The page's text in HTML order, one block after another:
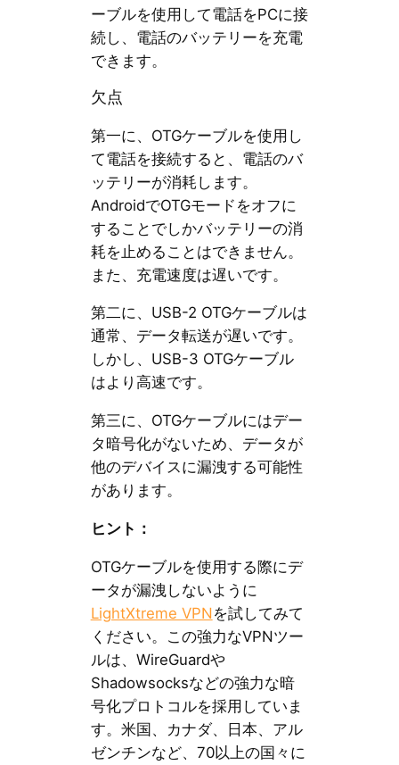
ーブルを使用して電話をPCに接
続し、電話のバッテリーを充電
できます。
欠点
第一に、OTGケーブルを使用し
て電話を接続すると、電話のバ
ッテリーが消耗します。
AndroidでOTGモードをオフに
することでしかバッテリーの消
耗を止めることはできません。
また、充電速度は遅いです。
第二に、USB-2 OTGケーブルは
通常、データ転送が遅いです。
しかし、USB-3 OTGケーブル
はより高速です。
第三に、OTGケーブルにはデー
タ暗号化がないため、データが
他のデバイスに漏洩する可能性
があります。
ヒント：
OTGケーブルを使用する際にデ
ータが漏洩しないように
LightXtreme VPNを試してみて
ください。この強力なVPNツー
ルは、WireGuardや
Shadowsocksなどの強力な暗
号化プロトコルを採用していま
す。米国、カナダ、日本、アル
ゼンチンなど、70以上の国々に